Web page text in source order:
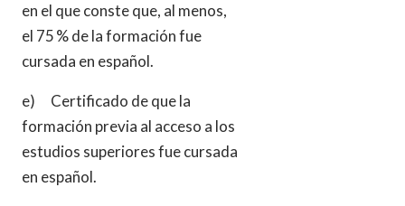
en el que conste que, al menos,
el 75 % de la formación fue
cursada en español.
e) Certificado de que la
formación previa al acceso a los
estudios superiores fue cursada
en español.